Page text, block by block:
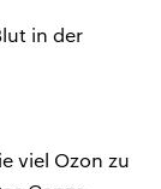
in der
viel Ozon zu